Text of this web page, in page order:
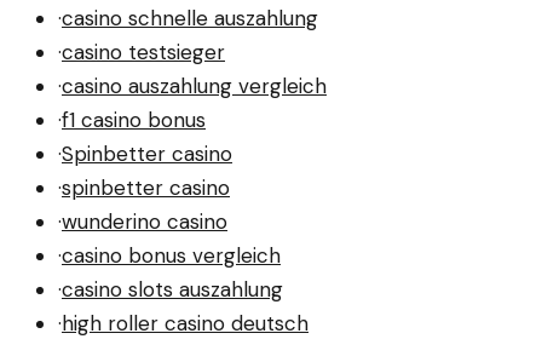
·casino schnelle auszahlung
·casino testsieger
·casino auszahlung vergleich
·f1 casino bonus
·Spinbetter casino
·spinbetter casino
·wunderino casino
·casino bonus vergleich
·casino slots auszahlung
·high roller casino deutsch